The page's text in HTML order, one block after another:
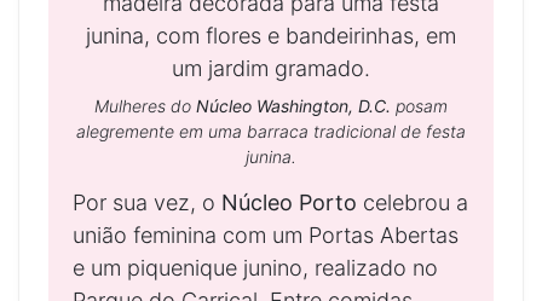
Mulheres do Núcleo Washington, D.C. posam
alegremente em uma barraca tradicional de festa
junina.
Por sua vez, o Núcleo Porto celebrou a
união feminina com um Portas Abertas
e um piquenique junino, realizado no